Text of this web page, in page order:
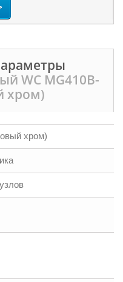
WC MG410B-
хром)
хром)